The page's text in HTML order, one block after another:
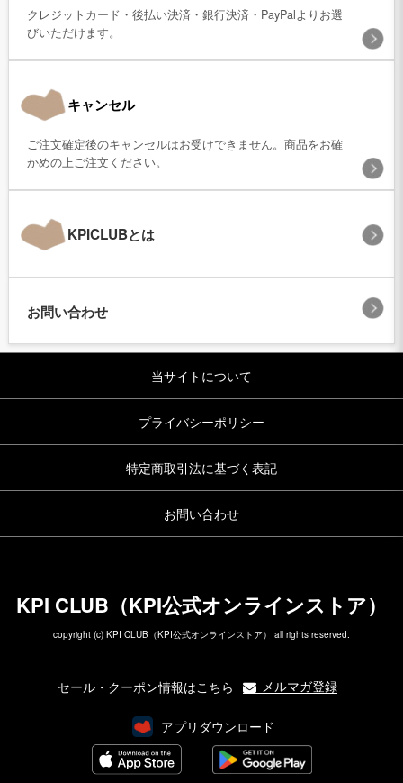
クレジットカード・後払い決済・銀行決済・PayPalよりお選
びいただけます。
キャンセル
ご注文確定後のキャンセルはお受けできません。商品をお確
かめの上ご注文ください。
KPICLUBとは
お問い合わせ
当サイトについて
プライバシーポリシー
特定商取引法に基づく表記
お問い合わせ
KPI CLUB（KPI公式オンラインストア）
copyright (c) KPI CLUB（KPI公式オンラインストア） all rights reserved.
セール・クーポン情報はこちら メルマガ登録
アプリダウンロード